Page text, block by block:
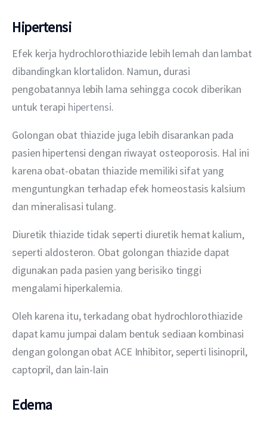
Hipertensi
Efek kerja hydrochlorothiazide lebih lemah dan lambat
dibandingkan klortalidon. Namun, durasi
pengobatannya lebih lama sehingga cocok diberikan
untuk terapi hipertensi.
Golongan obat thiazide juga lebih disarankan pada
pasien hipertensi dengan riwayat osteoporosis. Hal ini
karena obat-obatan thiazide memiliki sifat yang
menguntungkan terhadap efek homeostasis kalsium
dan mineralisasi tulang.
Diuretik thiazide tidak seperti diuretik hemat kalium,
seperti aldosteron. Obat golongan thiazide dapat
digunakan pada pasien yang berisiko tinggi
mengalami hiperkalemia.
Oleh karena itu, terkadang obat hydrochlorothiazide
dapat kamu jumpai dalam bentuk sediaan kombinasi
dengan golongan obat ACE Inhibitor, seperti lisinopril,
captopril, dan lain-lain
Edema